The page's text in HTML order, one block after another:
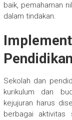
baik, pemahaman
dalam tindakan.
Pendidikan
Sekolah dan
kurikulum dan
kejujuran harus
berbagai aktivitas